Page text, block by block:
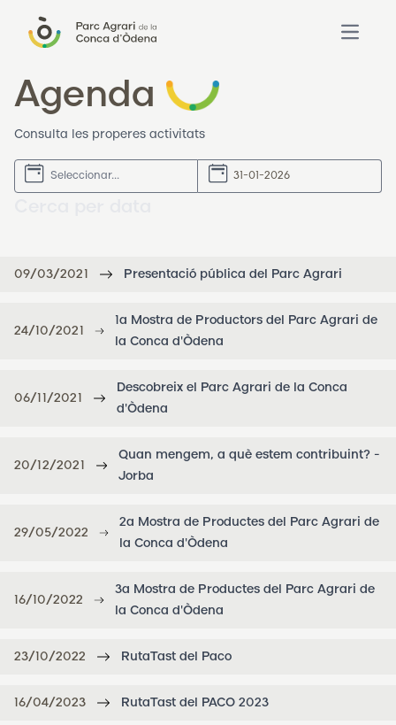
Open
Agenda
Consulta les properes activitats
09/03/2021 Presentació pública del Parc Agrari
24/10/2021
1a Mostra de Productors del Parc Agrari de
la Conca d'Òdena
06/11/2021
Descobreix el Parc Agrari de la Conca
d'Òdena
20/12/2021
Quan mengem, a què estem contribuint? -
Jorba
29/05/2022
2a Mostra de Productes del Parc Agrari de
la Conca d'Òdena
16/10/2022
3a Mostra de Productes del Parc Agrari de
la Conca d'Òdena
23/10/2022 RutaTast del Paco
16/04/2023 RutaTast del PACO 2023